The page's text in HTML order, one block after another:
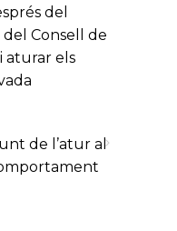
del
Consell de
aturar els
de l’atur al